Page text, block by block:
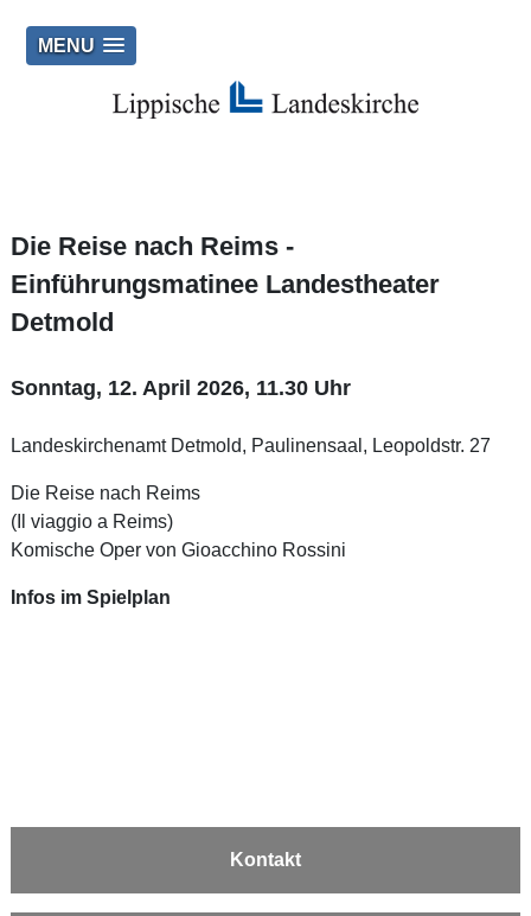
MENU
Die Reise nach Reims -
Einführungsmatinee Landestheater
Detmold
Sonntag, 12. April 2026, 11.30 Uhr
Landeskirchenamt Detmold, Paulinensaal, Leopoldstr. 27
Die Reise nach Reims
(Il viaggio a Reims)
Komische Oper von Gioacchino Rossini
Infos im Spielplan
Kontakt